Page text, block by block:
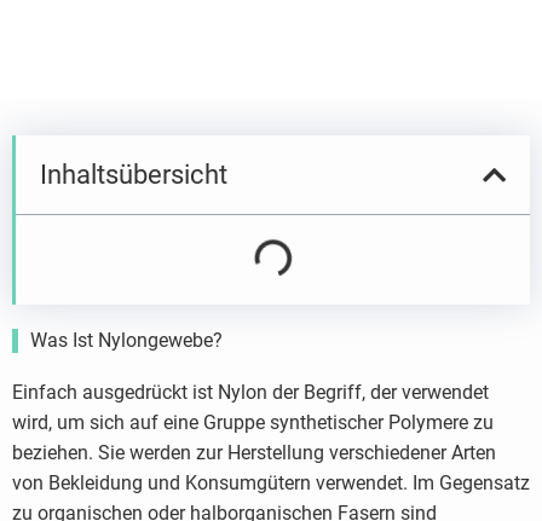
Inhaltsübersicht
Was Ist Nylongewebe?
Einfach ausgedrückt ist Nylon der Begriff, der verwendet
wird, um sich auf eine Gruppe synthetischer Polymere zu
beziehen. Sie werden zur Herstellung verschiedener Arten
von Bekleidung und Konsumgütern verwendet. Im Gegensatz
zu organischen oder halborganischen Fasern sind